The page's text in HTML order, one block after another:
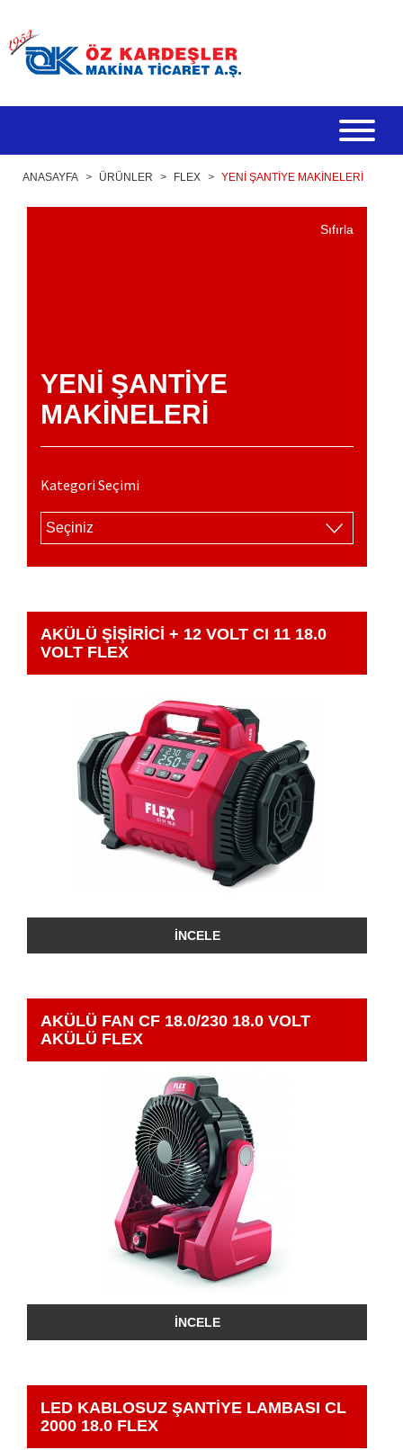
ANASAYFA > ÜRÜNLER > FLEX > YENİ ŞANTİYE MAKİNELERİ
Sıfırla
YENİ ŞANTİYE
MAKİNELERİ
Kategori Seçimi
AKÜLÜ ŞİŞİRİCİ + 12 VOLT CI 11 18.0
VOLT FLEX
İNCELE
AKÜLÜ FAN CF 18.0/230 18.0 VOLT
AKÜLÜ FLEX
İNCELE
LED KABLOSUZ ŞANTİYE LAMBASI CL
2000 18.0 FLEX